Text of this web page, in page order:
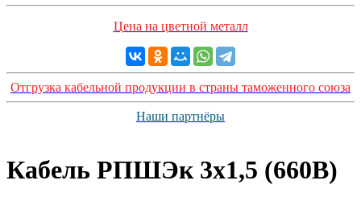
Цена на цветной металл
Отгрузка кабельной продукции в страны таможенного союза
Наши партнёры
Кабель РПШЭк 3х1,5 (660В)